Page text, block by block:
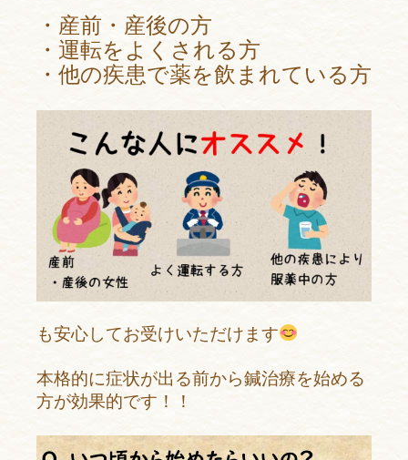
・産前・産後の方
・運転をよくされる方
・他の疾患で薬を飲まれている方
も安心してお受けいただけます
本格的に症状が出る前から鍼治療を始める
方が効果的です！！